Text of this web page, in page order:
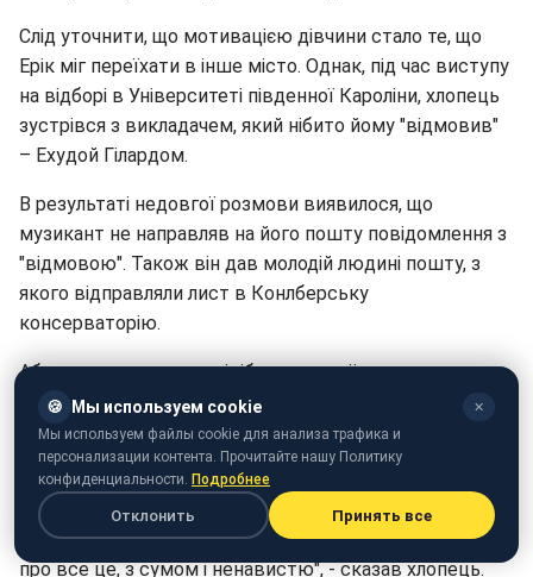
Слід уточнити, що мотивацією дівчини стало те, що
Ерік міг переїхати в інше місто. Однак, під час виступу
на відборі в Університеті південної Кароліни, хлопець
зустрівся з викладачем, який нібито йому "відмовив"
– Ехудой Гілардом.
В результаті недовгої розмови виявилося, що
музикант не направляв на його пошту повідомлення з
"відмовою". Також він дав молодій людині пошту, з
якого відправляли лист в Конлберську
консерваторію.
Абрамовицу вдалося підібрати до неї пароль – ним
виявився один із тих, які часто використовувала
Дженніфер Лі. Після цього вони розлучилися.
"Я просто онімів, коли прочитав це несправжнє лист.
Мені довелося прочитати його кілька разів. Мені було
важко примиритися з невдачею. Я багато днів думав
про все це, з сумом і ненавистю", - сказав хлопець.
🍪 Мы используем cookie ✕
Мы используем файлы cookie для анализа трафика и
персонализации контента. Прочитайте нашу Политику
конфиденциальности. Подробнее
Отклонить Принять все